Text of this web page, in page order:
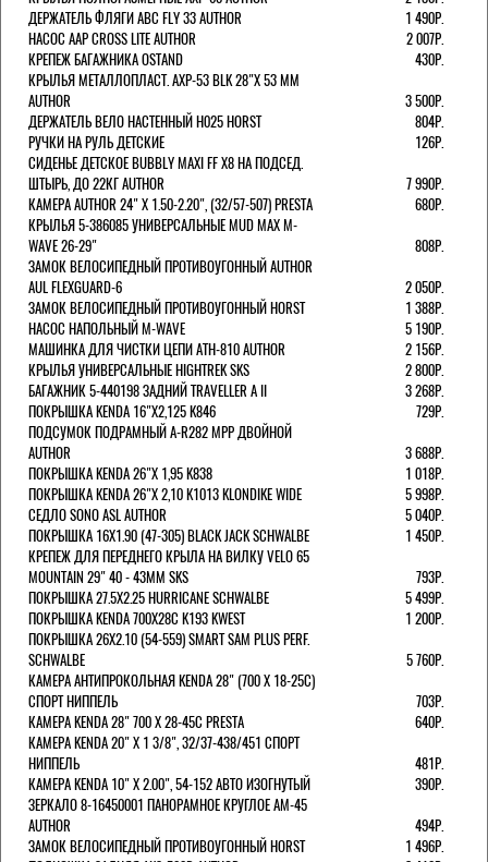
ДЕРЖАТЕЛЬ ФЛЯГИ АВС FLY 33 AUTHOR
1 490Р.
НАСОС AAP CROSS LITE AUTHOR
2 007Р.
КРЕПЕЖ БАГАЖНИКА OSTAND
430Р.
КРЫЛЬЯ МЕТАЛЛОПЛАСТ. AXP-53 BLK 28"Х 53 ММ
AUTHOR
3 500Р.
ДЕРЖАТЕЛЬ ВЕЛО НАСТЕННЫЙ H025 HORST
804Р.
РУЧКИ НА РУЛЬ ДЕТСКИЕ
126Р.
СИДЕНЬЕ ДЕТСКОЕ BUBBLY MAXI FF X8 НА ПОДСЕД.
ШТЫРЬ, ДО 22КГ AUTHOR
7 990Р.
КАМЕРА AUTHOR 24" Х 1.50-2.20", (32/57-507) PRESTA
680Р.
КРЫЛЬЯ 5-386085 УНИВЕРСАЛЬНЫЕ MUD MAX M-
WAVE 26-29"
808Р.
ЗАМОК ВЕЛОСИПЕДНЫЙ ПРОТИВОУГОННЫЙ AUTHOR
AUL FLEXGUARD-6
2 050Р.
ЗАМОК ВЕЛОСИПЕДНЫЙ ПРОТИВОУГОННЫЙ HORST
1 388Р.
НАСОС НАПОЛЬНЫЙ M-WAVE
5 190Р.
МАШИНКА ДЛЯ ЧИСТКИ ЦЕПИ ATH-810 AUTHOR
2 156Р.
КРЫЛЬЯ УНИВЕРСАЛЬНЫЕ HIGHTREK SKS
2 800Р.
БАГАЖНИК 5-440198 ЗАДНИЙ TRAVELLER A II
3 268Р.
ПОКРЫШКА KENDA 16"Х2,125 K846
729Р.
ПОДСУМОК ПОДРАМНЫЙ A-R282 MPP ДВОЙНОЙ
AUTHOR
3 688Р.
ПОКРЫШКА KENDA 26"Х 1,95 K838
1 018Р.
ПОКРЫШКА KENDA 26"Х 2,10 K1013 KLONDIKE WIDE
5 998Р.
СЕДЛО SONO ASL AUTHOR
5 040Р.
ПОКРЫШКА 16X1.90 (47-305) BLACK JACK SCHWALBE
1 450Р.
КРЕПЕЖ ДЛЯ ПЕРЕДНЕГО КРЫЛА НА ВИЛКУ VELO 65
MOUNTAIN 29" 40 - 43ММ SKS
793Р.
ПОКРЫШКА 27.5X2.25 HURRICANE SCHWALBE
5 499Р.
ПОКРЫШКА KENDA 700Х28С K193 KWEST
1 200Р.
ПОКРЫШКА 26X2.10 (54-559) SMART SAM PLUS PERF.
SCHWALBE
5 760Р.
КАМЕРА АНТИПРОКОЛЬНАЯ KENDA 28" (700 Х 18-25C)
СПОРТ НИППЕЛЬ
703Р.
КАМЕРА KENDA 28" 700 Х 28-45С PRESTA
640Р.
КАМЕРА KENDA 20" Х 1 3/8", 32/37-438/451 СПОРТ
НИППЕЛЬ
481Р.
КАМЕРА KENDA 10" Х 2.00", 54-152 АВТО ИЗОГНУТЫЙ
390Р.
ЗЕРКАЛО 8-16450001 ПАНОРАМНОЕ КРУГЛОЕ AM-45
AUTHOR
494Р.
ЗАМОК ВЕЛОСИПЕДНЫЙ ПРОТИВОУГОННЫЙ HORST
1 496Р.